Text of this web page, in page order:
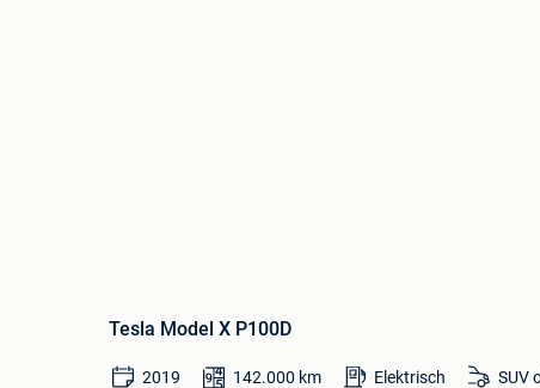
Tesla Model X P100D
2019 142.000 km Elektrisch SUV